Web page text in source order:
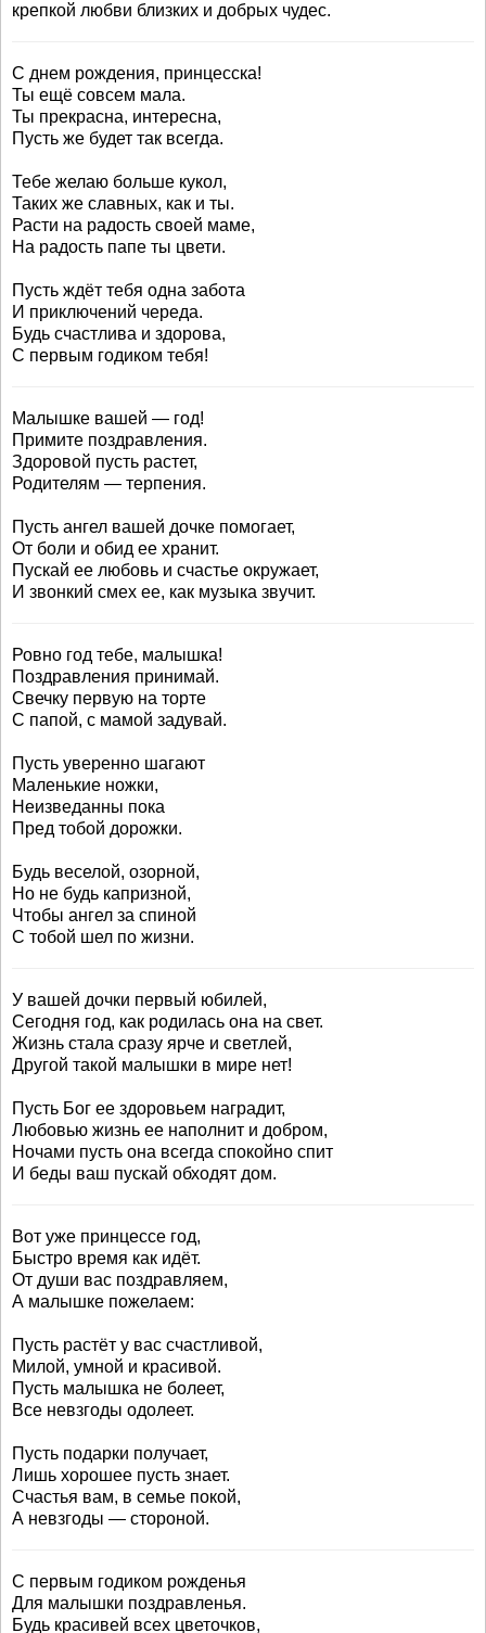
крепкой любви близких и добрых чудес.
С днем рождения, принцесска!
Ты ещё совсем мала.
Ты прекрасна, интересна,
Пусть же будет так всегда.
Тебе желаю больше кукол,
Таких же славных, как и ты.
Расти на радость своей маме,
На радость папе ты цвети.
Пусть ждёт тебя одна забота
И приключений череда.
Будь счастлива и здорова,
С первым годиком тебя!
Малышке вашей — год!
Примите поздравления.
Здоровой пусть растет,
Родителям — терпения.
Пусть ангел вашей дочке помогает,
От боли и обид ее хранит.
Пускай ее любовь и счастье окружает,
И звонкий смех ее, как музыка звучит.
Ровно год тебе, малышка!
Поздравления принимай.
Свечку первую на торте
С папой, с мамой задувай.
Пусть уверенно шагают
Маленькие ножки,
Неизведанны пока
Пред тобой дорожки.
Будь веселой, озорной,
Но не будь капризной,
Чтобы ангел за спиной
С тобой шел по жизни.
У вашей дочки первый юбилей,
Сегодня год, как родилась она на свет.
Жизнь стала сразу ярче и светлей,
Другой такой малышки в мире нет!
Пусть Бог ее здоровьем наградит,
Любовью жизнь ее наполнит и добром,
Ночами пусть она всегда спокойно спит
И беды ваш пускай обходят дом.
Вот уже принцессе год,
Быстро время как идёт.
От души вас поздравляем,
А малышке пожелаем:
Пусть растёт у вас счастливой,
Милой, умной и красивой.
Пусть малышка не болеет,
Все невзгоды одолеет.
Пусть подарки получает,
Лишь хорошее пусть знает.
Счастья вам, в семье покой,
А невзгоды — стороной.
С первым годиком рожденья
Для малышки поздравленья.
Будь красивей всех цветочков,